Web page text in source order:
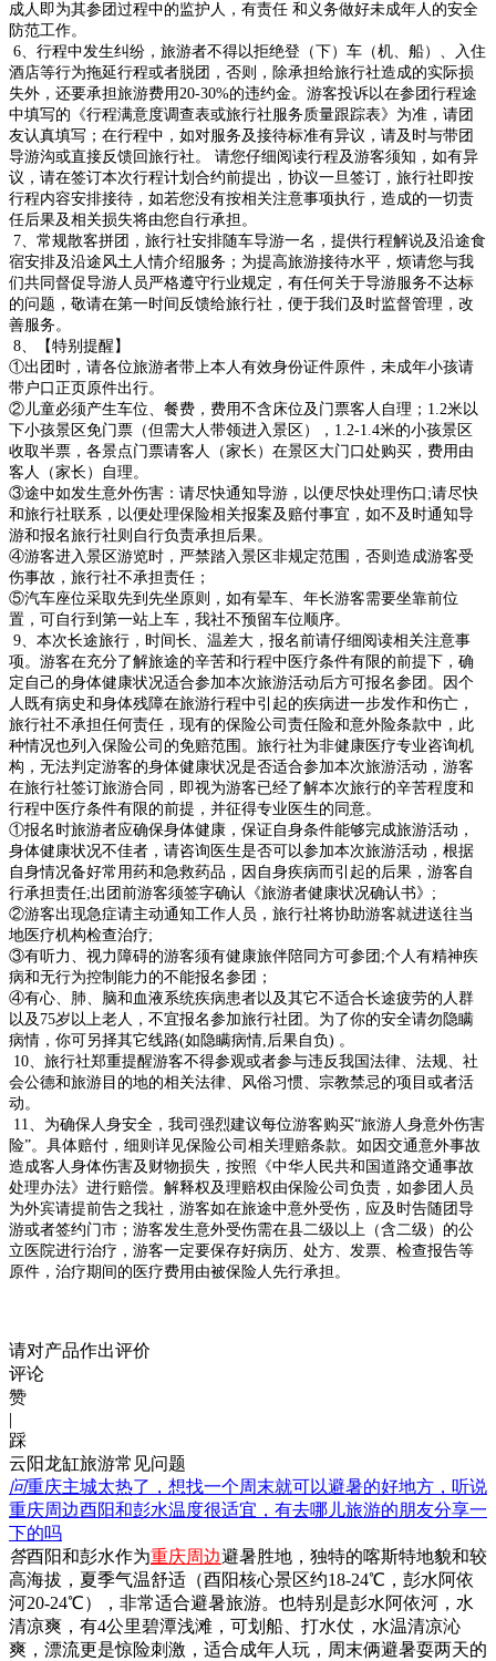
成人即为其参团过程中的监护人，有责任 和义务做好未成年人的安全
防范工作。
6、行程中发生纠纷，旅游者不得以拒绝登（下）车（机、船）、入住
酒店等行为拖延行程或者脱团，否则，除承担给旅行社造成的实际损
失外，还要承担旅游费用20-30%的违约金。游客投诉以在参团行程途
中填写的《行程满意度调查表或旅行社服务质量跟踪表》为准，请团
友认真填写；在行程中，如对服务及接待标准有异议，请及时与带团
导游沟或直接反馈回旅行社。 请您仔细阅读行程及游客须知，如有异
议，请在签订本次行程计划合约前提出，协议一旦签订，旅行社即按
行程内容安排接待，如若您没有按相关注意事项执行，造成的一切责
任后果及相关损失将由您自行承担。
7、常规散客拼团，旅行社安排随车导游一名，提供行程解说及沿途食
宿安排及沿途风土人情介绍服务；为提高旅游接待水平，烦请您与我
们共同督促导游人员严格遵守行业规定，有任何关于导游服务不达标
的问题，敬请在第一时间反馈给旅行社，便于我们及时监督管理，改
善服务。
8、【特别提醒】
①出团时，请各位旅游者带上本人有效身份证件原件，未成年小孩请
带户口正页原件出行。
②儿童必须产生车位、餐费，费用不含床位及门票客人自理；1.2米以
下小孩景区免门票（但需大人带领进入景区），1.2-1.4米的小孩景区
收取半票，各景点门票请客人（家长）在景区大门口处购买，费用由
客人（家长）自理。
③途中如发生意外伤害：请尽快通知导游，以便尽快处理伤口;请尽快
和旅行社联系，以便处理保险相关报案及赔付事宜，如不及时通知导
游和报名旅行社则自行负责承担后果。
④游客进入景区游览时，严禁踏入景区非规定范围，否则造成游客受
伤事故，旅行社不承担责任；
⑤汽车座位采取先到先坐原则，如有晕车、年长游客需要坐靠前位
置，可自行到第一站上车，我社不预留车位顺序。
9、本次长途旅行，时间长、温差大，报名前请仔细阅读相关注意事
项。游客在充分了解旅途的辛苦和行程中医疗条件有限的前提下，确
定自己的身体健康状况适合参加本次旅游活动后方可报名参团。因个
人既有病史和身体残障在旅游行程中引起的疾病进一步发作和伤亡，
旅行社不承担任何责任，现有的保险公司责任险和意外险条款中，此
种情况也列入保险公司的免赔范围。旅行社为非健康医疗专业咨询机
构，无法判定游客的身体健康状况是否适合参加本次旅游活动，游客
在旅行社签订旅游合同，即视为游客已经了解本次旅行的辛苦程度和
行程中医疗条件有限的前提，并征得专业医生的同意。
①报名时旅游者应确保身体健康，保证自身条件能够完成旅游活动，
身体健康状况不佳者，请咨询医生是否可以参加本次旅游活动，根据
自身情况备好常用药和急救药品，因自身疾病而引起的后果，游客自
行承担责任;出团前游客须签字确认《旅游者健康状况确认书》;
②游客出现急症请主动通知工作人员，旅行社将协助游客就进送往当
地医疗机构检查治疗;
③有听力、视力障碍的游客须有健康旅伴陪同方可参团;个人有精神疾
病和无行为控制能力的不能报名参团；
④有心、肺、脑和血液系统疾病患者以及其它不适合长途疲劳的人群
以及75岁以上老人，不宜报名参加旅行社团。为了你的安全请勿隐瞒
病情，你可另择其它线路(如隐瞒病情,后果自负) 。
10、旅行社郑重提醒游客不得参观或者参与违反我国法律、法规、社
会公德和旅游目的地的相关法律、风俗习惯、宗教禁忌的项目或者活
动。
11、为确保人身安全，我司强烈建议每位游客购买“旅游人身意外伤害
险”。具体赔付，细则详见保险公司相关理赔条款。如因交通意外事故
造成客人身体伤害及财物损失，按照《中华人民共和国道路交通事故
处理办法》进行赔偿。解释权及理赔权由保险公司负责，如参团人员
为外宾请提前告之我社，游客如在旅途中意外受伤，应及时告随团导
游或者签约门市；游客发生意外受伤需在县二级以上（含二级）的公
立医院进行治疗，游客一定要保存好病历、处方、发票、检查报告等
原件，治疗期间的医疗费用由被保险人先行承担。
请对产品作出评价
评论
赞
|
踩
云阳龙缸旅游常见问题
问重庆主城太热了，想找一个周末就可以避暑的好地方，听说
重庆周边酉阳和彭水温度很适宜，有去哪儿旅游的朋友分享一
下的吗
答酉阳和彭水作为重庆周边避暑胜地，独特的喀斯特地貌和较
高海拔，夏季气温舒适（酉阳核心景区约18-24℃，彭水阿依
河20-24℃），非常适合避暑旅游。也特别是彭水阿依河，水
清凉爽，有4公里碧潭浅滩，可划船、打水仗，水温清凉沁
爽，漂流更是惊险刺激，适合成年人玩，周末俩避暑耍两天的